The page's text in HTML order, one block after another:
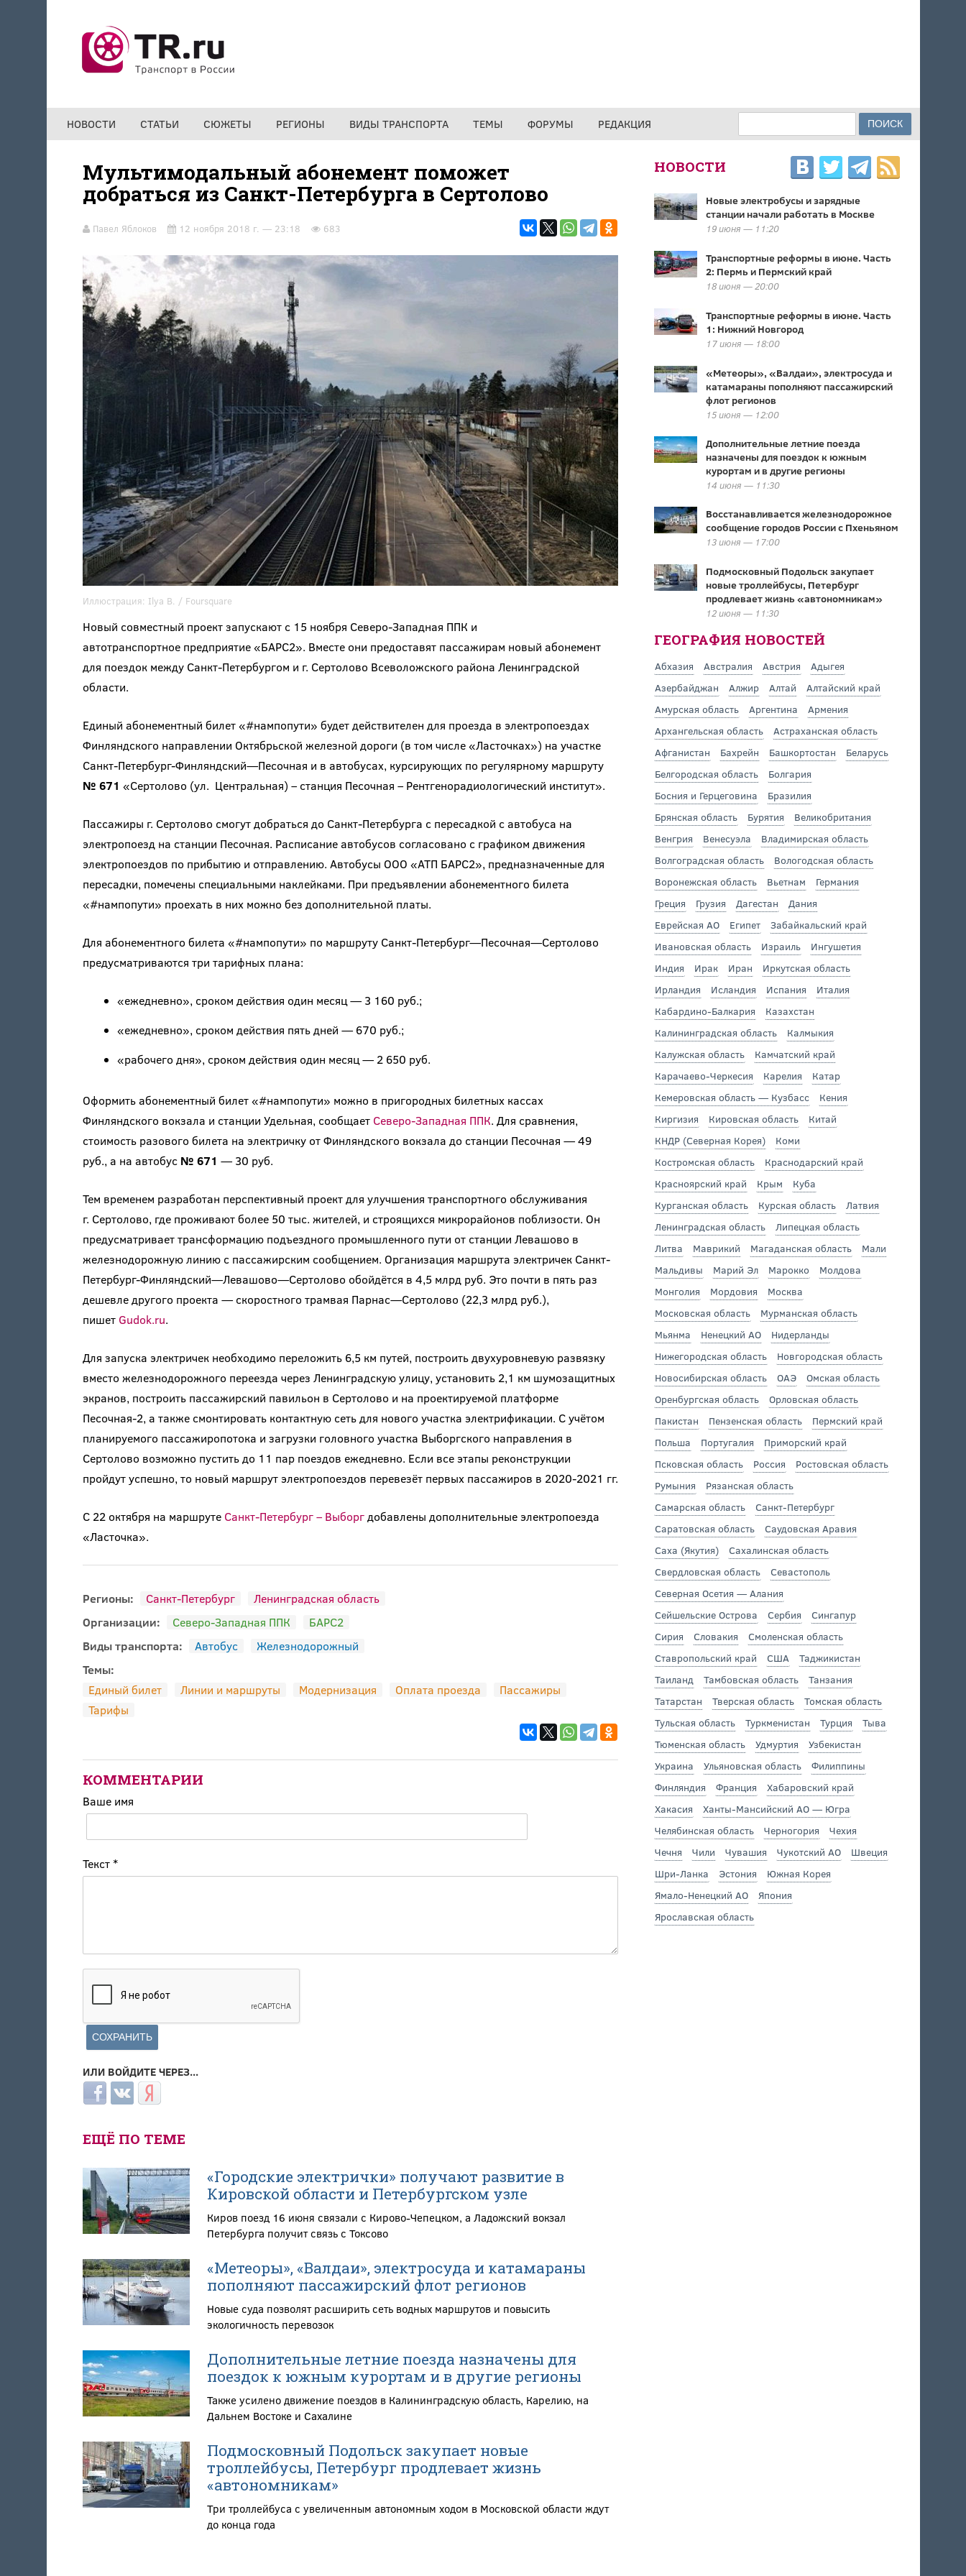
НОВОСТИ СТАТЬИ СЮЖЕТЫ РЕГИОНЫ ВИДЫ ТРАНСПОРТА ТЕМЫ ФОРУМЫ РЕДАКЦИЯ ФОРМА ПОИСКА
Мультимодальный абонемент поможет
добраться из Санкт-Петербурга в Сертолово
Павел Яблоков 12 ноября 2018 г. — 23:18 683
Иллюстрация: Ilya B. / Foursquare
Новый совместный проект запускают с 15 ноября Северо-Западная ППК и
автотранспортное предприятие «БАРС2». Вместе они предоставят пассажирам новый абонемент
для поездок между Санкт-Петербургом и г. Сертолово Всеволожского района Ленинградской
области.
Единый абонементный билет «#нампопути» будет действителен для проезда в электропоездах
Финляндского направлении Октябрьской железной дороги (в том числе «Ласточках») на участке
Санкт-Петербург-Финляндский—Песочная и в автобусах, курсирующих по регулярному маршруту
№ 671 «Сертолово (ул. Центральная) – станция Песочная – Рентгенорадиологический институт».
Пассажиры г. Сертолово смогут добраться до Санкт-Петербурга с пересадкой с автобуса на
электропоезд на станции Песочная. Расписание автобусов согласовано с графиком движения
электропоездов по прибытию и отправлению. Автобусы ООО «АТП БАРС2», предназначенные для
пересадки, помечены специальными наклейками. При предъявлении абонементного билета
«#нампопути» проехать в них можно без дополнительной платы.
Для абонементного билета «#нампопути» по маршруту Санкт-Петербург—Песочная—Сертолово
предусматриваются три тарифных плана:
«ежедневно», сроком действия один месяц — 3 160 руб.;
«ежедневно», сроком действия пять дней — 670 руб.;
«рабочего дня», сроком действия один месяц — 2 650 руб.
Оформить абонементный билет «#нампопути» можно в пригородных билетных кассах
Финляндского вокзала и станции Удельная, сообщает Северо-Западная ППК. Для сравнения,
стоимость разового билета на электричку от Финляндского вокзала до станции Песочная — 49
руб., а на автобус № 671 — 30 руб.
Тем временем разработан перспективный проект для улучшения транспортного обслуживания
г. Сертолово, где проживают более 50 тыс. жителей, и строящихся микрорайонов поблизости. Он
предусматривает трансформацию подъездного промышленного пути от станции Левашово в
железнодорожную линию с пассажирским сообщением. Организация маршрута электричек Санкт-
Петербург-Финляндский—Левашово—Сертолово обойдётся в 4,5 млрд руб. Это почти в пять раз
дешевле другого проекта — скоростного трамвая Парнас—Сертолово (22,3 млрд руб.),
пишет Gudok.ru.
Для запуска электричек необходимо переложить 6,5 км путей, построить двухуровневую развязку
вместо железнодорожного переезда через Ленинградскую улицу, установить 2,1 км шумозащитных
экранов, построить пассажирский павильон в Сертолово и на проектируемой платформе
Песочная-2, а также смонтировать контактную сеть для нового участка электрификации. С учётом
планируемого пассажиропотока и загрузки головного участка Выборгского направления в
Сертолово возможно пустить до 11 пар поездов ежедневно. Если все этапы реконструкции
пройдут успешно, то новый маршрут электропоездов перевезёт первых пассажиров в 2020-2021 гг.
С 22 октября на маршруте Санкт-Петербург – Выборгдобавлены дополнительные электропоезда
«Ласточка».
Регионы: Санкт-Петербург
Ленинградская область
Организации:
Северо-Западная ППК
БАРС2
Виды транспорта:
Автобус
Железнодорожный
Темы:
Единый билет
Линии и маршруты Модернизация Оплата проезда
Пассажиры
Тарифы
КОММЕНТАРИИ
Ваше имя
Текст *
ИЛИ ВОЙДИТЕ ЧЕРЕЗ...
Login with Facebook
Login with ВКонтакте
Login with Яндекс
ЕЩЁ ПО ТЕМЕ
«Городские электрички» получают развитие в
Кировской области и Петербургском узле
Киров поезд 16 июня связали с Кирово-Чепецком, а Ладожский вокзал
Петербурга получит связь с Токсово
«Метеоры», «Валдаи», электросуда и катамараны
пополняют пассажирский флот регионов
Новые суда позволят расширить сеть водных маршрутов и повысить
экологичность перевозок
Дополнительные летние поезда назначены для
поездок к южным курортам и в другие регионы
Также усилено движение поездов в Калининградскую область, Карелию, на
Дальнем Востоке и Сахалине
Подмосковный Подольск закупает новые
троллейбусы, Петербург продлевает жизнь
«автономникам»
Три троллейбуса с увеличенным автономным ходом в Московской области ждут
до конца года
НОВОСТИ
Новые электробусы и зарядные
станции начали работать в Москве
19 июня — 11:20
Транспортные реформы в июне. Часть
2: Пермь и Пермский край
18 июня — 20:00
Транспортные реформы в июне. Часть
1: Нижний Новгород
17 июня — 18:00
«Метеоры», «Валдаи», электросуда и
катамараны пополняют пассажирский
флот регионов
15 июня — 12:00
Дополнительные летние поезда
назначены для поездок к южным
курортам и в другие регионы
14 июня — 11:30
Восстанавливается железнодорожное
сообщение городов России с Пхеньяном
13 июня — 17:00
Подмосковный Подольск закупает
новые троллейбусы, Петербург
продлевает жизнь «автономникам»
12 июня — 11:30
ГЕОГРАФИЯ НОВОСТЕЙ
Абхазия Австралия Австрия
Адыгея
Азербайджан
Алжир Алтай
Алтайский край
Амурская область
Аргентина
Армения
Архангельская область
Астраханская область
Афганистан
Бахрейн Башкортостан
Беларусь
Белгородская область
Болгария
Босния и Герцеговина
Бразилия
Брянская область
Бурятия
Великобритания
Венгрия
Венесуэла
Владимирская область
Волгоградская область
Вологодская область
Воронежская область
Вьетнам
Германия
Греция
Грузия Дагестан
Дания
Еврейская АО
Египет
Забайкальский край
Ивановская область
Израиль
Ингушетия
Индия
Ирак Иран
Иркутская область
Ирландия
Исландия Испания
Италия
Кабардино-Балкария
Казахстан
Калининградская область
Калмыкия
Калужская область
Камчатский край
Карачаево-Черкесия
Карелия
Катар
Кемеровская область — Кузбасс
Кения
Киргизия
Кировская область
Китай
КНДР (Северная Корея)
Коми
Костромская область
Краснодарский край
Красноярский край
Крым
Куба
Курганская область
Курская область
Латвия
Ленинградская область
Липецкая область
Литва
Маврикий Магаданская область
Мали
Мальдивы
Марий Эл Марокко
Молдова
Монголия
Мордовия
Москва
Московская область
Мурманская область
Мьянма
Ненецкий АО
Нидерланды
Нижегородская область
Новгородская область
Новосибирская область
ОАЭ
Омская область
Оренбургская область
Орловская область
Пакистан
Пензенская область
Пермский край
Польша
Португалия
Приморский край
Псковская область
Россия
Ростовская область
Румыния
Рязанская область
Самарская область
Санкт-Петербург
Саратовская область
Саудовская Аравия
Саха (Якутия)
Сахалинская область
Свердловская область
Севастополь
Северная Осетия — Алания
Сейшельские Острова
Сербия
Сингапур
Сирия
Словакия
Смоленская область
Ставропольский край
США
Таджикистан
Таиланд
Тамбовская область
Танзания
Татарстан
Тверская область
Томская область
Тульская область
Туркменистан Турция
Тыва
Тюменская область
Удмуртия
Узбекистан
Украина
Ульяновская область
Филиппины
Финляндия
Франция
Хабаровский край
Хакасия
Ханты-Мансийский АО — Югра
Челябинская область
Черногория
Чехия
Чечня
Чили Чувашия Чукотский АО
Швеция
Шри-Ланка
Эстония
Южная Корея
Ямало-Ненецкий АО
Япония
Ярославская область